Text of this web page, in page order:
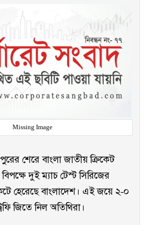
Missing Image
শেরে বাংলা জাতীয় ক্রিকেট
দুই ম্যাচ টেস্ট সিরিজের
হেরেছে বাংলাদেশ। এই জয়ে ২-০
জিতে নিল অতিথিরা।